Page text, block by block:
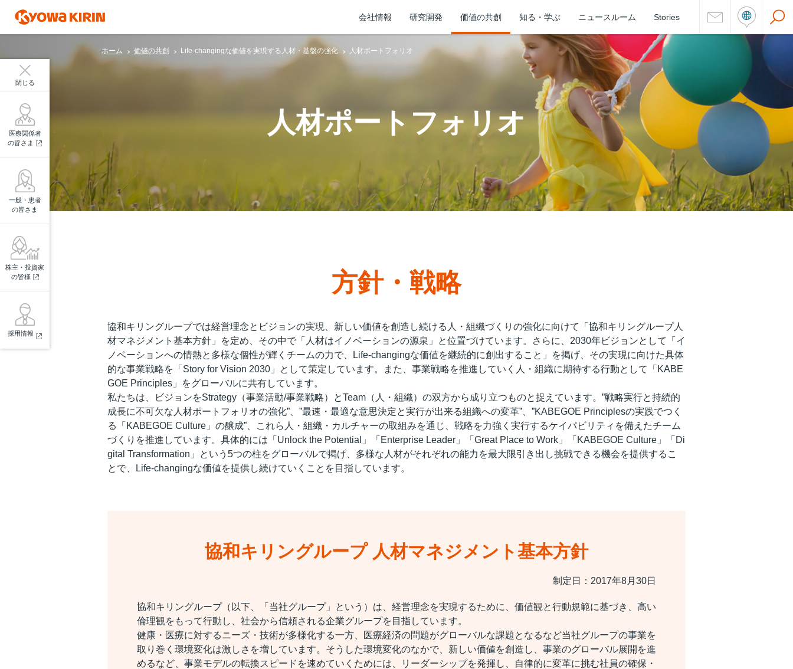
会社情報 研究開発 価値の共創 知る・学ぶ ニュースルーム Stories
閉じる
医療関係者
の皆さま
一般・患者
の皆さま
株主・投資家
の皆様
採用情報
ホーム 価値の共創 Life-changingな価値を実現する人材・基盤の強化 人材ポートフォリオ
人材ポートフォリオ
方針・戦略
協和キリングループでは経営理念とビジョンの実現、新しい価値を創造し続ける人・組織づくりの強化に向けて「協和キリングループ人
材マネジメント基本方針」を定め、その中で「人材はイノベーションの源泉」と位置づけています。さらに、2030年ビジョンとして「イ
ノベーションへの情熱と多様な個性が輝くチームの力で、Life-changingな価値を継続的に創出すること」を掲げ、その実現に向けた具体
的な事業戦略を「Story for Vision 2030」として策定しています。また、事業戦略を推進していく人・組織に期待する行動として「KABE
GOE Principles」をグローバルに共有しています。
私たちは、ビジョンをStrategy（事業活動/事業戦略）とTeam（人・組織）の双方から成り立つものと捉えています。”戦略実行と持続的
成長に不可欠な人材ポートフォリオの強化”、”最速・最適な意思決定と実行が出来る組織への変革”、”KABEGOE Principlesの実践でつく
る「KABEGOE Culture」の醸成”、これら人・組織・カルチャーの取組みを通じ、戦略を力強く実行するケイパビリティを備えたチーム
づくりを推進しています。具体的には「Unlock the Potential」「Enterprise Leader」「Great Place to Work」「KABEGOE Culture」「Di
gital Transformation」という5つの柱をグローバルで掲げ、多様な人材がそれぞれの能力を最大限引き出し挑戦できる機会を提供するこ
とで、Life-changingな価値を提供し続けていくことを目指しています。
協和キリングループ 人材マネジメント基本方針
制定日：2017年8月30日
協和キリングループ（以下、「当社グループ」という）は、経営理念を実現するために、価値観と行動規範に基づき、高い
倫理観をもって行動し、社会から信頼される企業グループを目指しています。
健康・医療に対するニーズ・技術が多様化する一方、医療経済の問題がグローバルな課題となるなど当社グループの事業を
取り巻く環境変化は激しさを増しています。そうした環境変化のなかで、新しい価値を創造し、事業のグローバル展開を進
めるなど、事業モデルの転換スピードを速めていくためには、リーダーシップを発揮し、自律的に変革に挑む社員の確保・